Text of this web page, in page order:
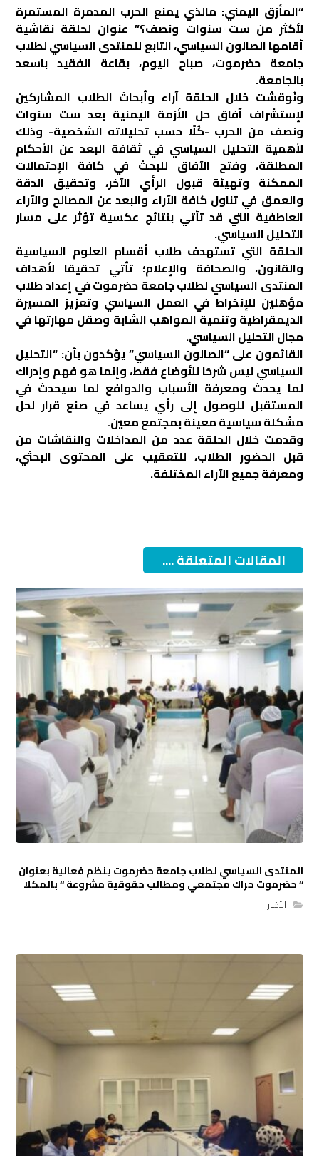
“المأزق اليمني: مالذي يمنع الحرب المدمرة المستمرة
لأكثر من ست سنوات ونصف؟” عنوان لحلقة نقاشية
أقامها الصالون السياسي، التابع للمنتدى السياسي لطلاب
جامعة حضرموت، صباح اليوم، بقاعة الفقيد باسعد
بالجامعة.
ونُوقشت خلال الحلقة آراء وأبحاث الطلاب المشاركين
لإستشراف آفاق حل الأزمة اليمنية بعد ست سنوات
ونصف من الحرب -كُلًا حسب تحليلاته الشخصية- وذلك
لأهمية التحليل السياسي في ثقافة البعد عن الأحكام
المطلقة، وفتح الآفاق للبحث في كافة الإحتمالات
الممكنة وتهيئة قبول الرأي الآخر، وتحقيق الدقة
والعمق في تناول كافة الآراء والبعد عن المصالح والآراء
العاطفية التي قد تأتي بنتائج عكسية تؤثر على مسار
التحليل السياسي.
الحلقة التي تستهدف طلاب أقسام العلوم السياسية
والقانون، والصحافة والإعلام؛ تأتي تحقيقا لأهداف
المنتدى السياسي لطلاب جامعة حضرموت في إعداد طلاب
مؤهلين للإنخراط في العمل السياسي وتعزيز المسيرة
الديمقراطية وتنمية المواهب الشابة وصقل مهارتها في
مجال التحليل السياسي.
القائمون على “الصالون السياسي” يؤكدون بأن: “التحليل
السياسي ليس شرحًا للأوضاع فقط، وإنما هو فهم وإدراك
لما يحدث ومعرفة الأسباب والدوافع لما سيحدث في
المستقبل للوصول إلى رأي يساعد في صنع قرار لحل
مشكلة سياسية معينة بمجتمع معين.
وقدمت خلال الحلقة عدد من المداخلات والنقاشات من
قبل الحضور الطلاب، للتعقيب على المحتوى البحثي،
ومعرفة جميع الآراء المختلفة.
المقالات المتعلقة ....
المنتدى السياسي لطلاب جامعة حضرموت ينظم فعالية بعنوان
‘‘ حضرموت حراك مجتمعي ومطالب حقوقية مشروعة ‘‘ بالمكلا
الأخبار